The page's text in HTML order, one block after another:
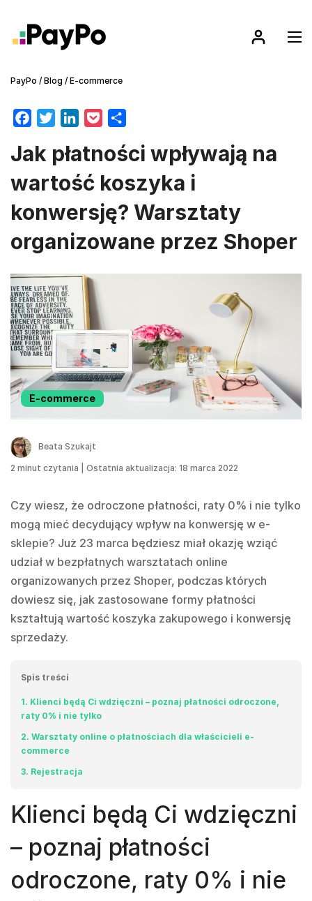
PayPo / Blog / E-commerce
c
b
o
k
i
t
e
n
k
e
d
n
c
k
e
t
a
e
Jak płatności wpływają na
wartość koszyka i
konwersję? Warsztaty
organizowane przez Shoper
E-commerce
Beata Szukajt
2 minut czytania Ostatnia aktualizacja: 18 marca 2022
Czy wiesz, że odroczone płatności, raty 0% i nie tylko
mogą mieć decydujący wpływ na konwersję w e-
sklepie? Już 23 marca będziesz miał okazję wziąć
udział w bezpłatnych warsztatach online
organizowanych przez Shoper, podczas których
dowiesz się, jak zastosowane formy płatności
kształtują wartość koszyka zakupowego i konwersję
sprzedaży.
Spis treści
1 Klienci będą Ci wdzięczni – poznaj płatności odroczone,
raty 0% i nie tylko
2 Warsztaty online o płatnościach dla właścicieli e-
commerce
3 Rejestracja
Klienci będą Ci wdzięczni
– poznaj płatności
odroczone, raty 0% i nie